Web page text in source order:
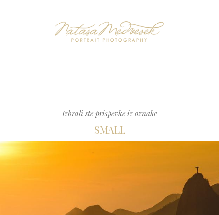
Izbrali ste prispevke iz oznake
SMALL